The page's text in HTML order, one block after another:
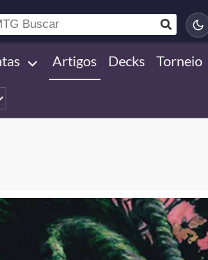
Artigos Decks Torneio